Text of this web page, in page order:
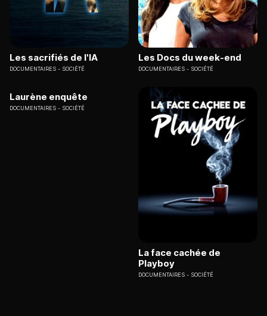
Les sacrifiés de l'IA
DOCUMENTAIRES SOCIÉTÉ
Les Docs du week-end
DOCUMENTAIRES SOCIÉTÉ
Laurène enquête
DOCUMENTAIRES SOCIÉTÉ
La face cachée de
Playboy
DOCUMENTAIRES SOCIÉTÉ